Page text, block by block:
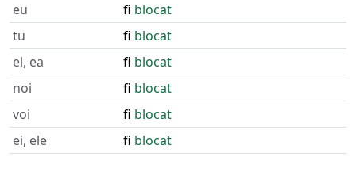
eu fi blocat
tu
fi blocat
el, ea
fi blocat
noi
fi blocat
voi
fi blocat
ei, ele
fi blocat